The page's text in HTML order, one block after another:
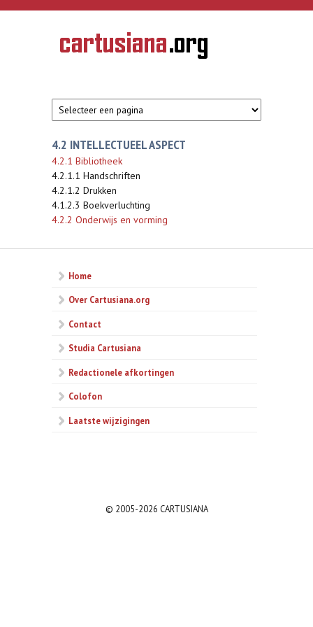
Overslaan en naar de inhoud gaan
CARTUSIANA
Geschiedenis
van de
4.2 INTELLECTUEEL ASPECT
4.2.1 Bibliotheek
4.2.1.1 Handschriften
4.2.1.2 Drukken
4.1.2.3 Boekverluchting
4.2.2 Onderwijs en vorming
Home
Over Cartusiana.org
Contact
Studia Cartusiana
Redactionele afkortingen
Colofon
Laatste wijzigingen
© 2005-2026 CARTUSIANA